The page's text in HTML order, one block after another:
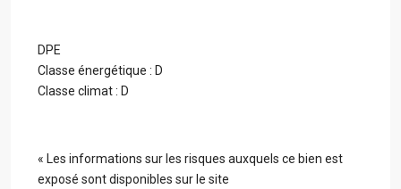
DPE
Classe énergétique : D
Classe climat : D
« Les informations sur les risques auxquels ce bien est
exposé sont disponibles sur le site